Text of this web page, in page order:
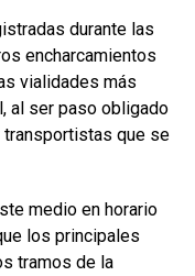
durante las
encharcamientos
vialidades más
al ser paso obligado
que se
medio en horario
los principales
tramos de la